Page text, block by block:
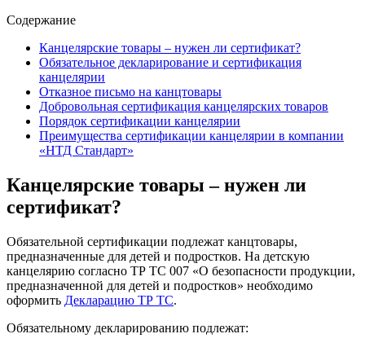
Содержание
Канцелярские товары – нужен ли сертификат?
Обязательное декларирование и сертификация
канцелярии
Отказное письмо на канцтовары
Добровольная сертификация канцелярских товаров
Порядок сертификации канцелярии
Преимущества сертификации канцелярии в компании
«НТД Стандарт»
Канцелярские товары – нужен ли
сертификат?
Обязательной сертификации подлежат канцтовары,
предназначенные для детей и подростков. На детскую
канцелярию согласно ТР ТС 007 «О безопасности продукции,
предназначенной для детей и подростков» необходимо
оформить Декларацию ТР ТС.
Обязательному декларированию подлежат: